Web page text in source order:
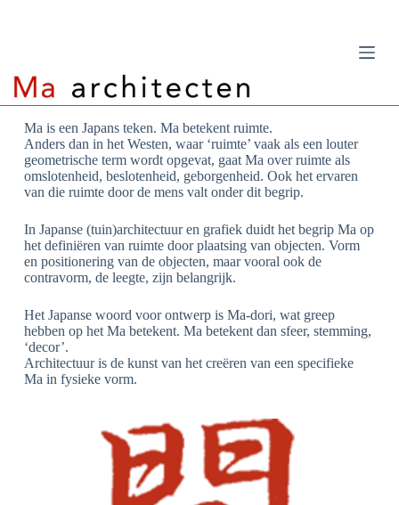
a
r
h
o
d
Ma is een Japans teken. Ma betekent ruimte.
Anders dan in het Westen, waar ‘ruimte’ vaak als een louter
geometrische term wordt opgevat, gaat Ma over ruimte als
omslotenheid, beslotenheid, geborgenheid. Ook het ervaren
van die ruimte door de mens valt onder dit begrip.
In Japanse (tuin)architectuur en grafiek duidt het begrip Ma op
het definiëren van ruimte door plaatsing van objecten. Vorm
en positionering van de objecten, maar vooral ook de
contravorm, de leegte, zijn belangrijk.
Het Japanse woord voor ontwerp is Ma-dori, wat greep
hebben op het Ma betekent. Ma betekent dan sfeer, stemming,
‘decor’.
Architectuur is de kunst van het creëren van een specifieke
Ma in fysieke vorm.